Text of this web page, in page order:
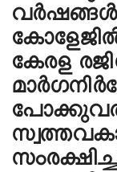
കേരള